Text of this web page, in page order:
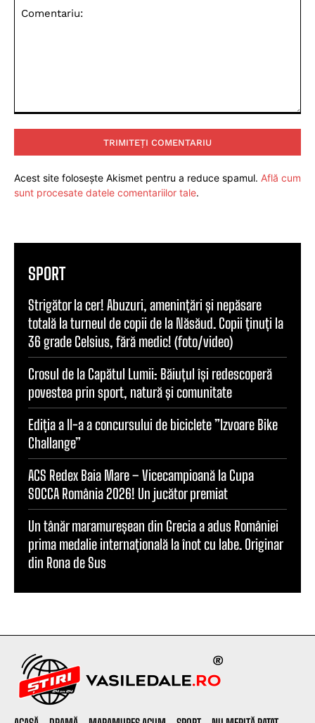
Acest site folosește Akismet pentru a reduce spamul. Află cum
sunt procesate datele comentariilor tale.
SPORT
Strigător la cer! Abuzuri, amenințări și nepăsare
totală la turneul de copii de la Năsăud. Copii ținuți la
36 grade Celsius, fără medic! (foto/video)
Crosul de la Capătul Lumii: Băiuțul își redescoperă
povestea prin sport, natură și comunitate
Ediția a II-a a concursului de biciclete ”Izvoare Bike
Challange”
ACS Redex Baia Mare – Vicecampioană la Cupa
SOCCA România 2026! Un jucător premiat
Un tânăr maramureșean din Grecia a adus României
prima medalie internațională la înot cu labe. Originar
din Rona de Sus